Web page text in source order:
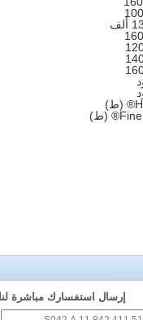
إرسال استفسارك مباشرة لنا